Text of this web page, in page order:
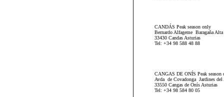
CANDÁS Peak season only
Bernardo Alfageme Baragaña Alta
33430 Candas Asturias
Tel: +34 98 588 48 88
CANGAS DE ONÍS Peak season
Avda de Covadonga Jardines del
33550 Cangas de Onís Asturias
Tel: +34 98 584 80 05